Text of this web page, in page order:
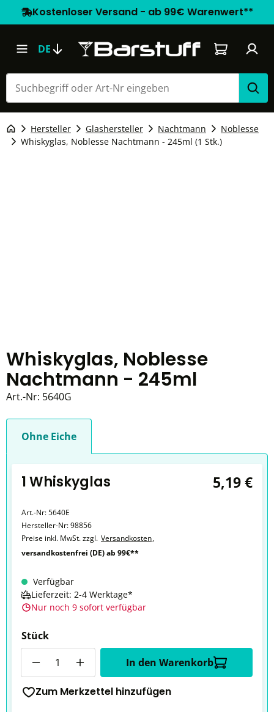
Kostenloser Versand - ab 99€ Warenwert**
DE Warenkorb
Hersteller Glashersteller Nachtmann
Noblesse
Whiskyglas, Noblesse Nachtmann - 245ml (1 Stk.)
Whiskyglas, Noblesse
Nachtmann - 245ml
Art.-Nr: 5640G
Ohne Eiche
1 Whiskyglas 5,19 €
Art.-Nr:5640E
Hersteller-Nr:98856
Preise inkl. MwSt. zzgl. Versandkosten,
versandkostenfrei (DE) ab 99€**
Verfügbar
Lieferzeit: 2-4 Werktage*
Nur noch 9 sofort verfügbar
Stück
In den Warenkorb
Zum Merkzettel hinzufügen